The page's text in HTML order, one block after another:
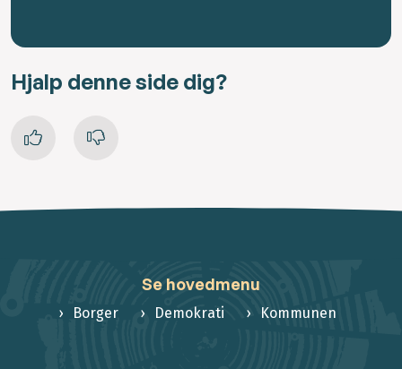
Hjalp denne side dig?
Se hovedmenu
Borger Demokrati Kommunen